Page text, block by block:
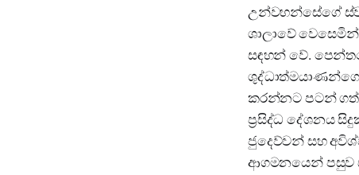
උන්වහන්සේගේ
ශාලාවේ
සඳහන් වේ.
කරන්නට පටන් ගත්
ප්‍රසිද්ධ දේශනය
ජුදෙව්වන් සහ
ආගමනයෙන් පසුව